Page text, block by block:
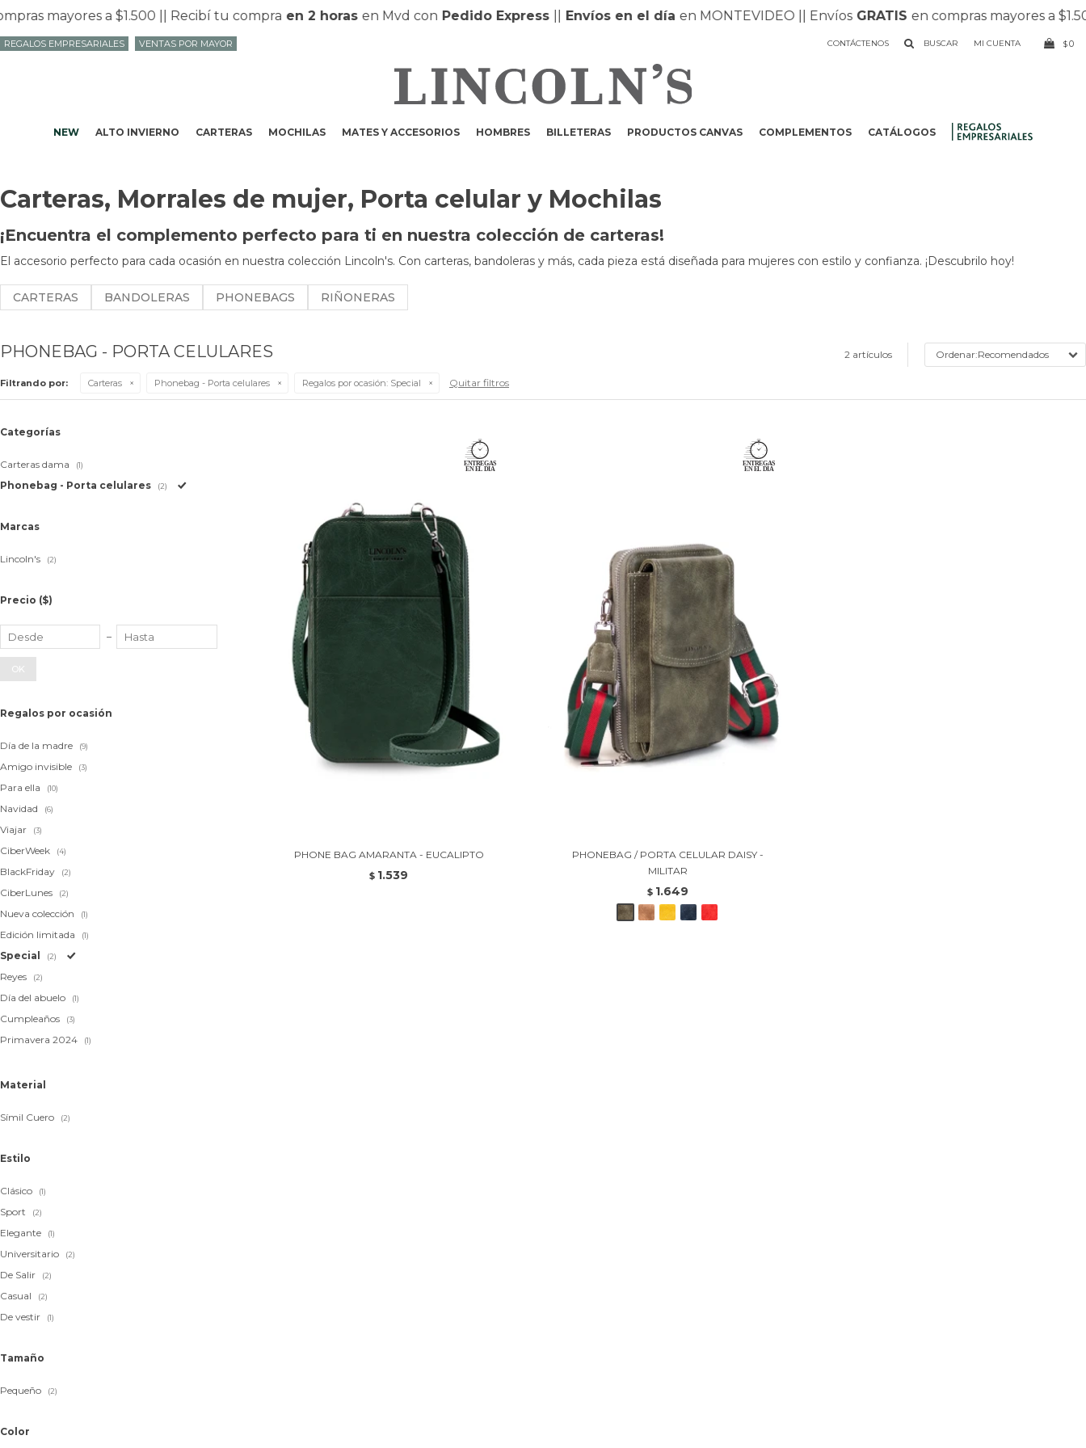
mayores a $1.500 || Recibí tu compraen 2 horasen Mvd conPedido Express||Envíos en el díaen MONTEVIDEO || EnvíosGRATISen compras mayores a $1.500 |
NEW ALTO INVIERNO CARTERAS MOCHILAS MATES Y ACCESORIOS HOMBRES BILLETERAS PRODUCTOS CANVAS COMPLEMENTOS CATÁLOGOS
CONTÁCTENOS $0
REGALOS EMPRESARIALES VENTAS POR MAYOR
Carteras, Morrales de mujer, Porta celular y Mochilas
¡Encuentra el complemento perfecto para ti en nuestra colección de carteras!
El accesorio perfecto para cada ocasión en nuestra colección Lincoln's. Con carteras, bandoleras y más, cada pieza está diseñada para mujeres con estilo y confianza. ¡Descubrilo hoy!
CARTERAS BANDOLERAS PHONEBAGS RIÑONERAS
PHONEBAG - PORTA CELULARES 2 artículos Recomendados
Filtrando por: Carteras Phonebag - Porta celulares Regalos por ocasión: Special Quitar filtros
PHONE BAG AMARANTA - EUCALIPTO
$ 1.539
PHONEBAG / PORTA CELULAR DAISY -
MILITAR
$ 1.649
Categorías
Carteras dama (1)
Phonebag - Porta celulares (2)
Marcas
Lincoln's (2)
Precio ($)
OK
Regalos por ocasión
Día de la madre (9)
Amigo invisible (3)
Para ella (10)
Navidad (6)
Viajar (3)
CiberWeek (4)
BlackFriday (2)
CiberLunes (2)
Nueva colección (1)
Edición limitada (1)
Special (2)
Reyes (2)
Día del abuelo (1)
Cumpleaños (3)
Primavera 2024 (1)
Material
Símil Cuero (2)
Estilo
Clásico (1)
Sport (2)
Elegante (1)
Universitario (2)
De Salir (2)
Casual (2)
De vestir (1)
Tamaño
Pequeño (2)
Color